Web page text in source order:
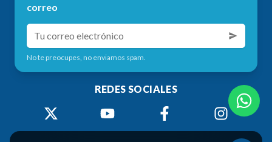
correo
No te preocupes, no enviamos spam.
REDES SOCIALES